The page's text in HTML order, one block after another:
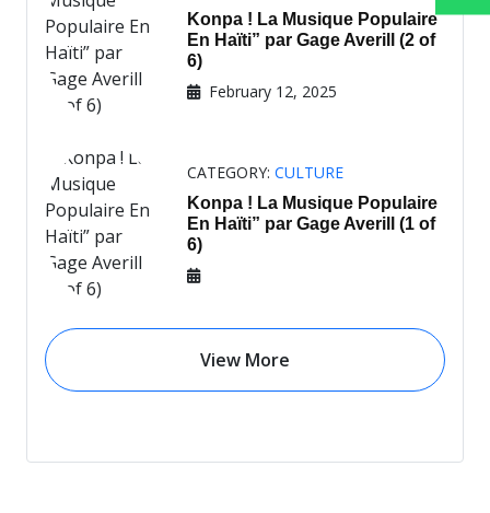
Konpa ! La Musique Populaire
En Haïti” par Gage Averill (2 of
6)
February 12, 2025
CATEGORY: CULTURE
Konpa ! La Musique Populaire
En Haïti” par Gage Averill (1 of
6)
View More